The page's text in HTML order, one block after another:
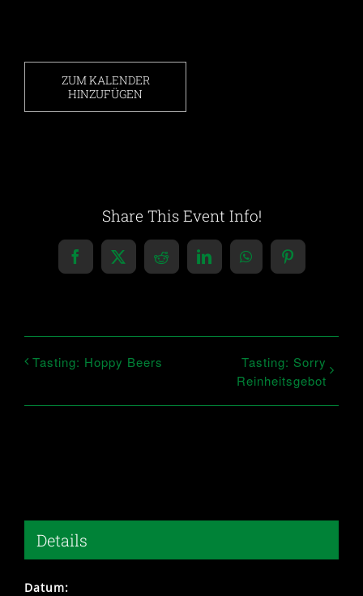
ZUM KALENDER
HINZUFÜGEN
Share This Event Info!
Facebook
X RedditLinkedInWhatsAppPinterest
Tasting: Hoppy Beers
Tasting: Sorry
Reinheitsgebot
Details
Datum: